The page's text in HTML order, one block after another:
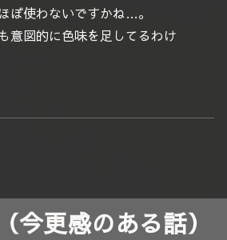
ぼ使わないですかね…。
意図的に色味を足してるわけ
今更感のある話）